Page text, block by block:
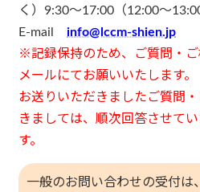
く）9:30～17:00（12:00～
E-mailinfo@lccm-shien.jp
※記録保持のため、ご質問・
メールにてお願いいたします。
お送りいただきましたご質問
きましては、順次回答させて
す。
一般のお問い合わせの受付は